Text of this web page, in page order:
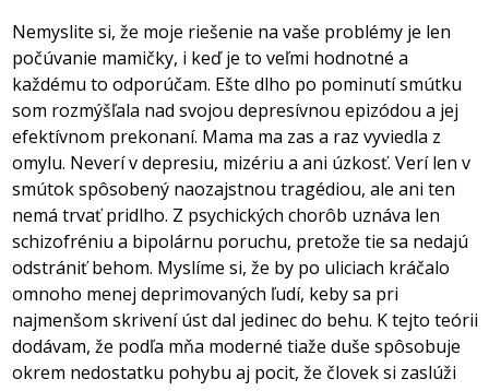
Nemyslite si, že moje riešenie na vaše problémy je len
počúvanie mamičky, i keď je to veľmi hodnotné a
každému to odporúčam. Ešte dlho po pominutí smútku
som rozmýšľala nad svojou depresívnou epizódou a jej
efektívnom prekonaní. Mama ma zas a raz vyviedla z
omylu. Neverí v depresiu, mizériu a ani úzkosť. Verí len v
smútok spôsobený naozajstnou tragédiou, ale ani ten
nemá trvať pridlho. Z psychických chorôb uznáva len
schizofréniu a bipolárnu poruchu, pretože tie sa nedajú
odstrániť behom. Myslíme si, že by po uliciach kráčalo
omnoho menej deprimovaných ľudí, keby sa pri
najmenšom skrivení úst dal jedinec do behu. K tejto teórii
dodávam, že podľa mňa moderné tiaže duše spôsobuje
okrem nedostatku pohybu aj pocit, že človek si zaslúži